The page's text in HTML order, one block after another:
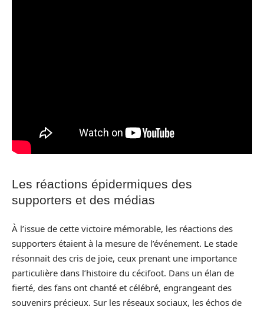
Les réactions épidermiques des
supporters et des médias
À l’issue de cette victoire mémorable, les réactions des
supporters étaient à la mesure de l’événement. Le stade
résonnait des cris de joie, ceux prenant une importance
particulière dans l’histoire du cécifoot. Dans un élan de
fierté, des fans ont chanté et célébré, engrangeant des
souvenirs précieux. Sur les réseaux sociaux, les échos de